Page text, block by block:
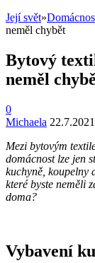
Její svět»
neměl chybět
Bytový
neměl
0
Michaela 22.7.2021
Mezi bytovým
domácnost lze jen
kuchyně, koupelny
které byste neměli
doma?
Vybavení